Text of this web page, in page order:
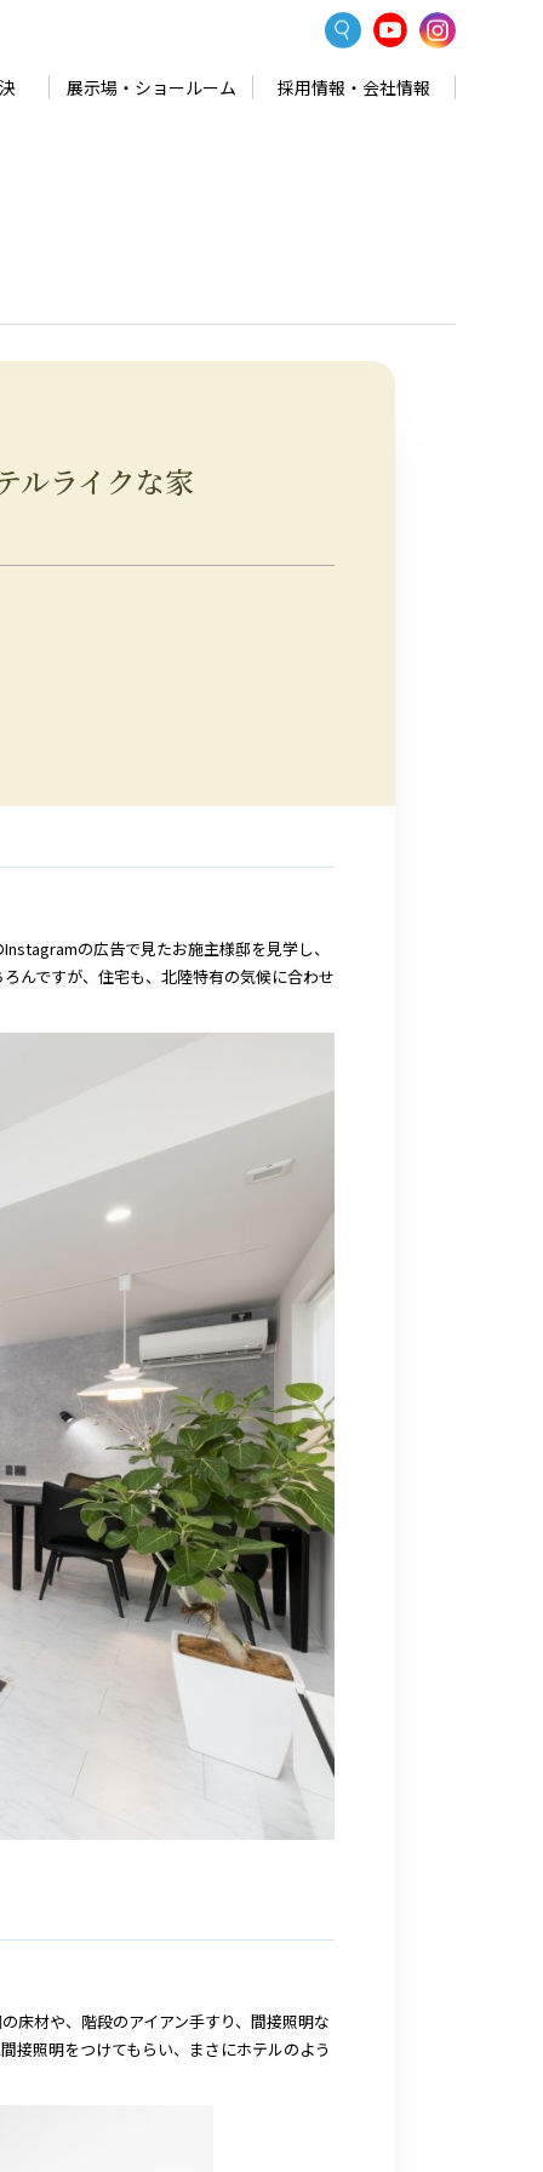
展示場・ショールーム 採用情報・会社情報
ルライクな家
の広告で見たお施主様邸を見学し、
んですが、住宅も、北陸特有の気候に合わせ
床材や、階段のアイアン手すり、間接照明な
接照明をつけてもらい、まさにホテルのよう